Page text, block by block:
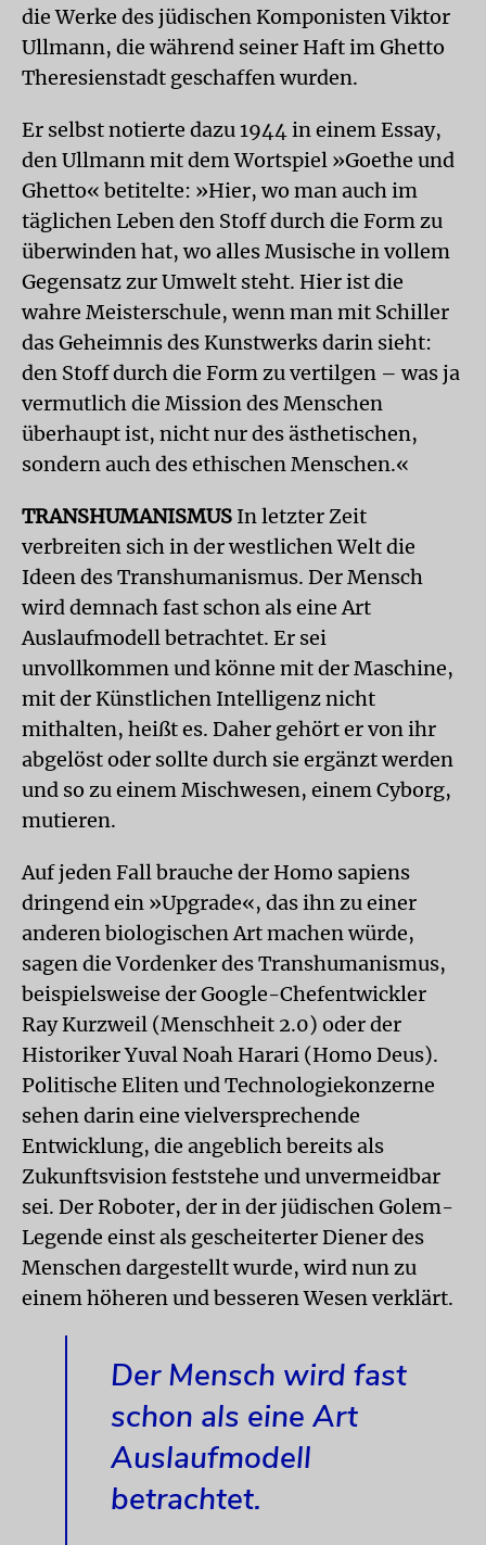
die Werke des jüdischen Komponisten Viktor
Ullmann, die während seiner Haft im Ghetto
Theresienstadt geschaffen wurden.
Er selbst notierte dazu 1944 in einem Essay,
den Ullmann mit dem Wortspiel »Goethe und
Ghetto« betitelte: »Hier, wo man auch im
täglichen Leben den Stoff durch die Form zu
überwinden hat, wo alles Musische in vollem
Gegensatz zur Umwelt steht. Hier ist die
wahre Meisterschule, wenn man mit Schiller
das Geheimnis des Kunstwerks darin sieht:
den Stoff durch die Form zu vertilgen – was ja
vermutlich die Mission des Menschen
überhaupt ist, nicht nur des ästhetischen,
sondern auch des ethischen Menschen.«
TRANSHUMANISMUS In letzter Zeit
verbreiten sich in der westlichen Welt die
Ideen des Transhumanismus. Der Mensch
wird demnach fast schon als eine Art
Auslaufmodell betrachtet. Er sei
unvollkommen und könne mit der Maschine,
mit der Künstlichen Intelligenz nicht
mithalten, heißt es. Daher gehört er von ihr
abgelöst oder sollte durch sie ergänzt werden
und so zu einem Mischwesen, einem Cyborg,
mutieren.
Auf jeden Fall brauche der Homo sapiens
dringend ein »Upgrade«, das ihn zu einer
anderen biologischen Art machen würde,
sagen die Vordenker des Transhumanismus,
beispielsweise der Google-Chefentwickler
Ray Kurzweil (Menschheit 2.0) oder der
Historiker Yuval Noah Harari (Homo Deus).
Politische Eliten und Technologiekonzerne
sehen darin eine vielversprechende
Entwicklung, die angeblich bereits als
Zukunftsvision feststehe und unvermeidbar
sei. Der Roboter, der in der jüdischen Golem-
Legende einst als gescheiterter Diener des
Menschen dargestellt wurde, wird nun zu
einem höheren und besseren Wesen verklärt.
Der Mensch wird fast
schon als eine Art
Auslaufmodell
betrachtet.